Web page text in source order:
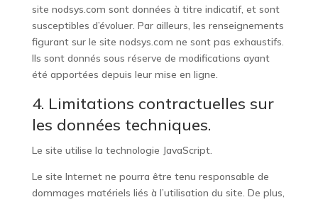
site nodsys.com sont données à titre indicatif, et sont
susceptibles d’évoluer. Par ailleurs, les renseignements
figurant sur le site nodsys.com ne sont pas exhaustifs.
Ils sont donnés sous réserve de modifications ayant
été apportées depuis leur mise en ligne.
4. Limitations contractuelles sur
les données techniques.
Le site utilise la technologie JavaScript.
Le site Internet ne pourra être tenu responsable de
dommages matériels liés à l’utilisation du site. De plus,